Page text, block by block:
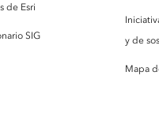
de Esri
SIG
y de
Mapa